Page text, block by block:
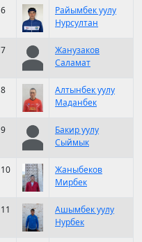
6
Райымбек уулу
Нурсултан
7
Жанузаков
Саламат
8
Алтынбек уулу
Маданбек
9
Бакир уулу
Сыймык
10
Жаныбеков
Мирбек
11
Ашымбек уулу
Нурбек